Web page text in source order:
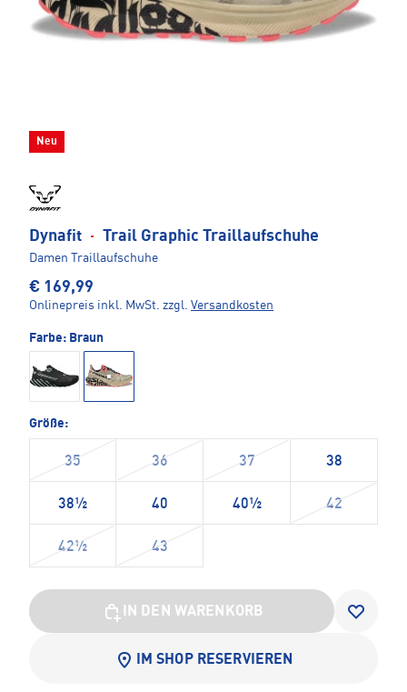
Neu
Dynafit · Trail Graphic Traillaufschuhe
Damen Traillaufschuhe
€ 169,99
Onlinepreis inkl. MwSt. zzgl. Versandkosten
Farbe: Braun
Größe:
35 36 37 38
38½ 40 40½ 42
42½ 43
IN DEN WARENKORB
IM SHOP RESERVIEREN